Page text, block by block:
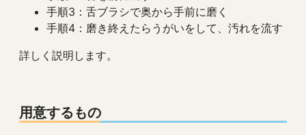
手順3：舌ブラシで奥から手前に磨く
手順4：磨き終えたらうがいをして、汚れを流す
詳しく説明します。
用意するもの